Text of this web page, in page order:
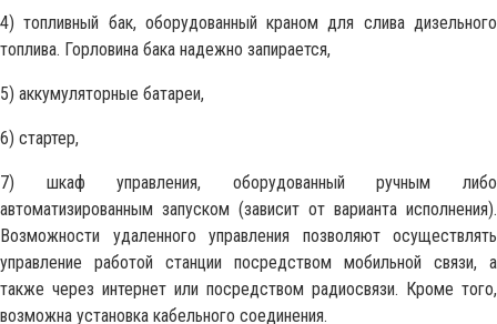
4) топливный бак, оборудованный краном для слива дизельного
топлива. Горловина бака надежно запирается,
5) аккумуляторные батареи,
6) стартер,
7) шкаф управления, оборудованный ручным либо
автоматизированным запуском (зависит от варианта исполнения).
Возможности удаленного управления позволяют осуществлять
управление работой станции посредством мобильной связи, а
также через интернет или посредством радиосвязи. Кроме того,
возможна установка кабельного соединения.